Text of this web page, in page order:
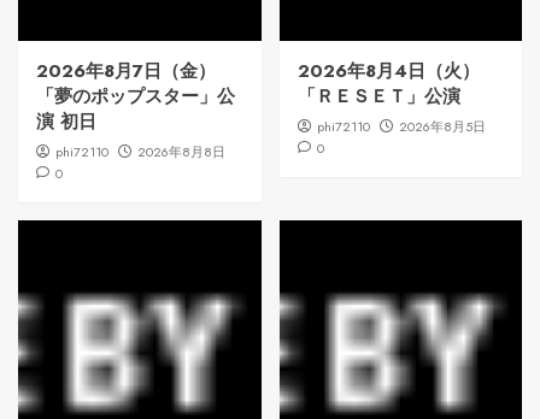
2026年8月7日（金）
「夢のポップスター」公
演 初日
phi72110
2026年8月8日
0
2026年8月4日（火）
「ＲＥＳＥＴ」公演
phi72110
2026年8月5日
0